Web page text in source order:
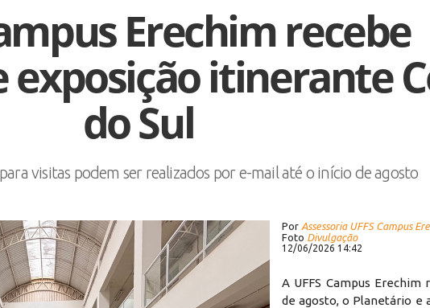
Erechim recebe
exposição itinerante
do Sul
visitas podem ser realizados por e-mail até o início de agosto
Por Assessoria UFFS Campus
Foto Divulgação
12/06/2026 14:42
A UFFS Campus
de agosto, o Planetário e